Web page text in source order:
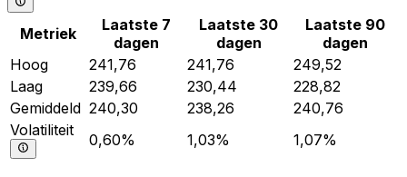
Metriek
Laatste 7
dagen
Laatste 30
dagen
Laatste 90
dagen
Hoog
241,76 241,76
249,52
Laag
239,66 230,44
228,82
Gemiddeld 240,30 238,26
240,76
Volatiliteit
0,60% 1,03% 1,07%